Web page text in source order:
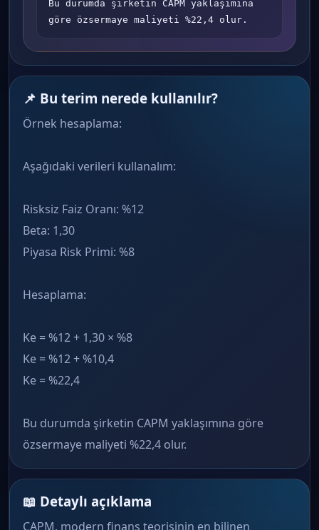
Bu durumda şirketin CAPM yaklaşımına
göre özsermaye maliyeti %22,4 olur.
📌 Bu terim nerede kullanılır?
Örnek hesaplama:
Aşağıdaki verileri kullanalım:
Risksiz Faiz Oranı: %12
Beta: 1,30
Piyasa Risk Primi: %8
Hesaplama:
Ke = %12 + 1,30 × %8
Ke = %12 + %10,4
Ke = %22,4
Bu durumda şirketin CAPM yaklaşımına göre
özsermaye maliyeti %22,4 olur.
📖 Detaylı açıklama
CAPM, modern finans teorisinin en bilinen